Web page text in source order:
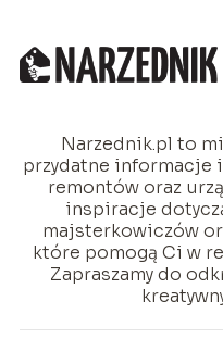
Narzednik.pl to
przydatne informacje i
remontów oraz
inspiracje
majsterkowiczów
które pomogą Ci w
Zapraszamy do